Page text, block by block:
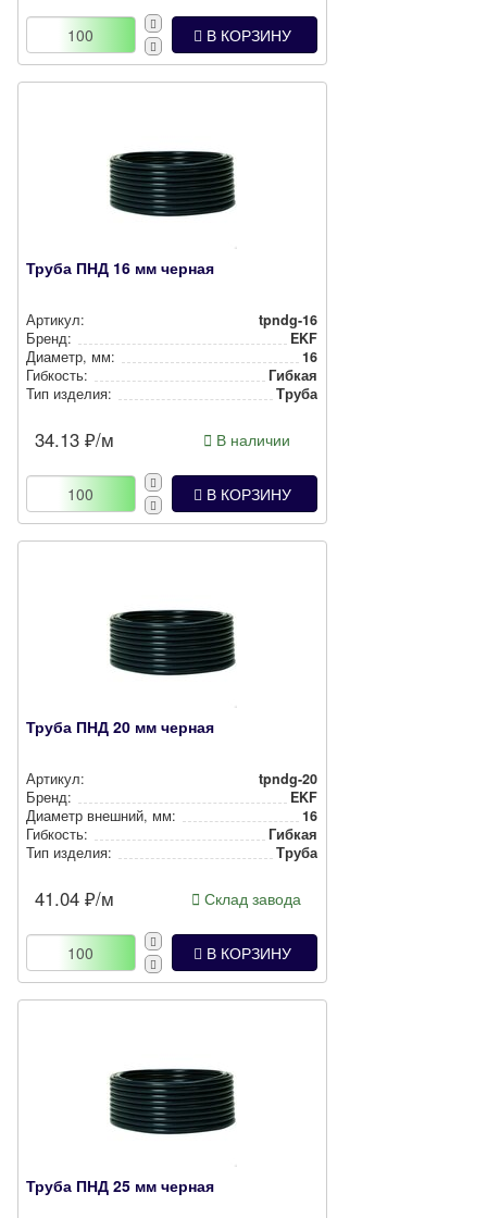
В КОРЗИНУ
Труба ПНД 16 мм черная
Артикул:
tpndg-16
Бренд:
EKF
Диаметр, мм:
16
Гибкость:
Гибкая
Тип изделия:
Труба
34.13 ₽/м В наличии
В КОРЗИНУ
Труба ПНД 20 мм черная
Артикул:
tpndg-20
Бренд:
EKF
Диаметр внешний, мм:
16
Гибкость:
Гибкая
Тип изделия:
Труба
41.04 ₽/м Склад завода
В КОРЗИНУ
Труба ПНД 25 мм черная